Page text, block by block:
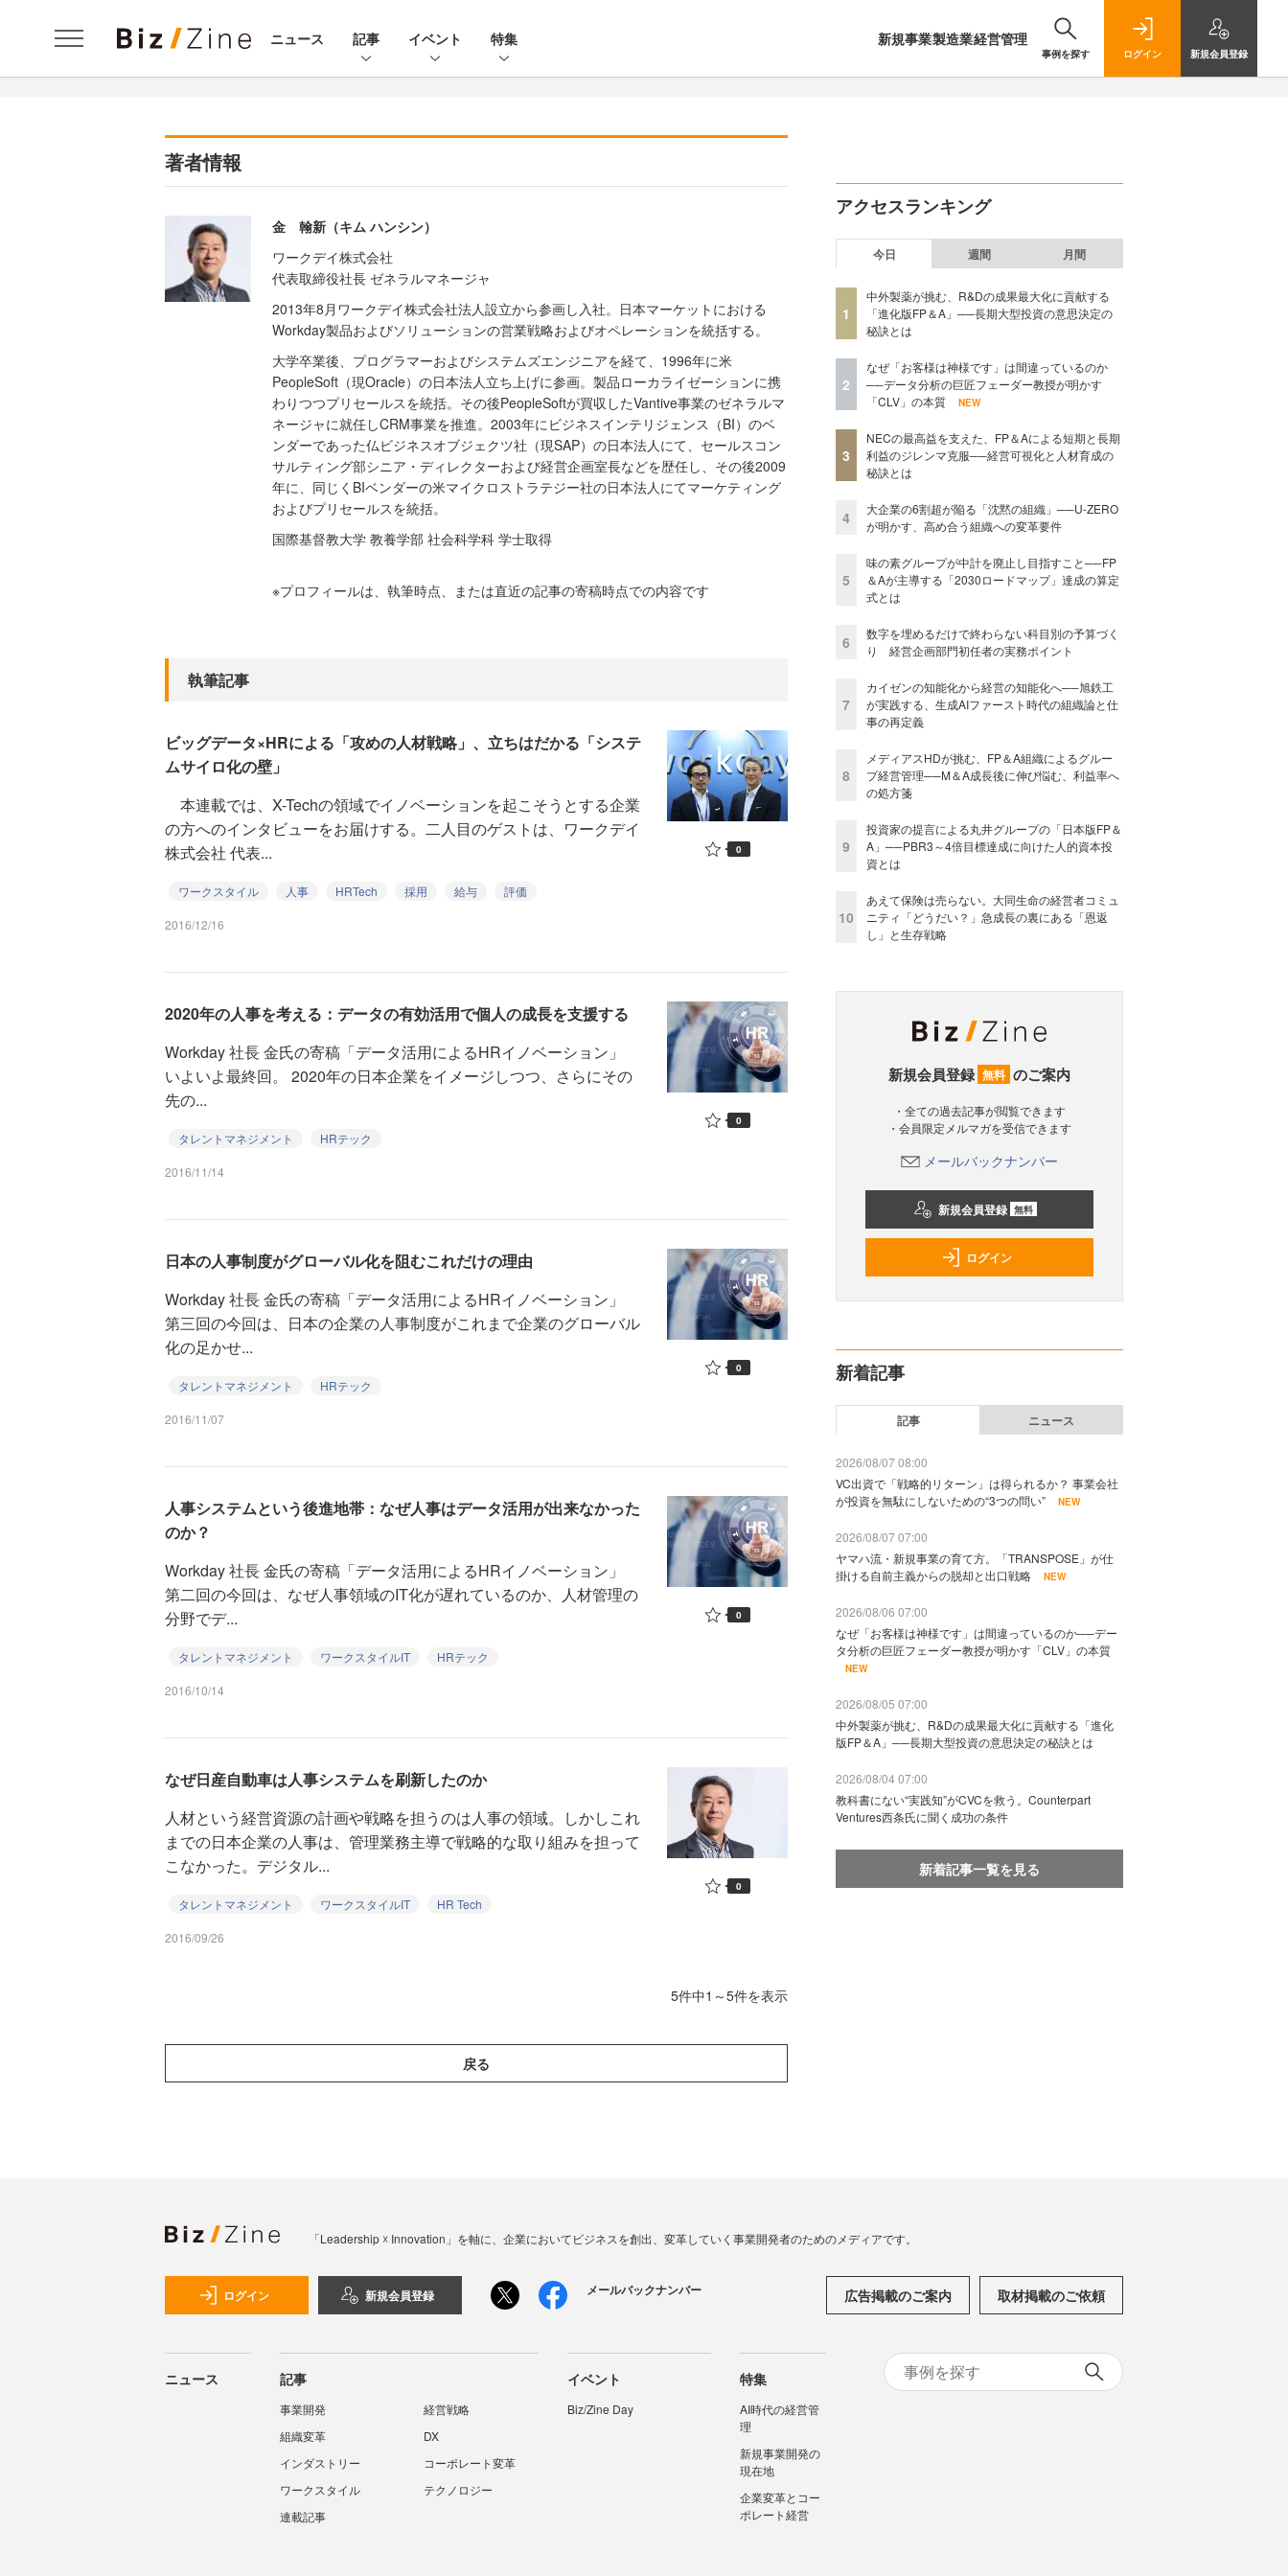
ニュース 記事 イベント 特集 新規事業製造業経営管理
事例を探す ログイン 新規会員登録
著者情報
金 翰新（キム ハンシン）
ワークデイ株式会社
代表取締役社長 ゼネラルマネージャ
2013年8月ワークデイ株式会社法人設立から参画し入社。日本マーケットにおける
Workday製品およびソリューションの営業戦略およびオペレーションを統括する。
大学卒業後、プログラマーおよびシステムズエンジニアを経て、1996年に米
PeopleSoft（現Oracle）の日本法人立ち上げに参画。製品ローカライゼーションに携
わりつつプリセールスを統括。その後PeopleSoftが買収したVantive事業のゼネラルマ
ネージャに就任しCRM事業を推進。2003年にビジネスインテリジェンス（BI）のベ
ンダーであった仏ビジネスオブジェクツ社（現SAP）の日本法人にて、セールスコン
サルティング部シニア・ディレクターおよび経営企画室長などを歴任し、その後2009
年に、同じくBIベンダーの米マイクロストラテジー社の日本法人にてマーケティング
およびプリセールスを統括。
国際基督教大学 教養学部 社会科学科 学士取得
※プロフィールは、執筆時点、または直近の記事の寄稿時点での内容です
執筆記事
ビッグデータ×HRによる「攻めの人材戦略」、立ちはだかる「システ
ムサイロ化の壁」
本連載では、X-Techの領域でイノベーションを起こそうとする企業
の方へのインタビューをお届けする。二人目のゲストは、ワークデイ
株式会社 代表...
ワークスタイル 人事 HRTech 採用 給与 評価
2016/12/16
0
2020年の人事を考える：データの有効活用で個人の成長を支援する
Workday 社長 金氏の寄稿「データ活用によるHRイノベーション」
いよいよ最終回。 2020年の日本企業をイメージしつつ、さらにその
先の...
タレントマネジメント HRテック
2016/11/14
0
日本の人事制度がグローバル化を阻むこれだけの理由
Workday 社長 金氏の寄稿「データ活用によるHRイノベーション」
第三回の今回は、日本の企業の人事制度がこれまで企業のグローバル
化の足かせ...
タレントマネジメント HRテック
2016/11/07
0
人事システムという後進地帯：なぜ人事はデータ活用が出来なかった
のか？
Workday 社長 金氏の寄稿「データ活用によるHRイノベーション」
第二回の今回は、なぜ人事領域のIT化が遅れているのか、人材管理の
分野でデ...
タレントマネジメント ワークスタイルIT HRテック
2016/10/14
0
なぜ日産自動車は人事システムを刷新したのか
人材という経営資源の計画や戦略を担うのは人事の領域。しかしこれ
までの日本企業の人事は、管理業務主導で戦略的な取り組みを担って
こなかった。デジタル...
タレントマネジメント ワークスタイルIT HR Tech
2016/09/26
0
5件中1～5件を表示
戻る
アクセスランキング
今日 週間 月間
1
中外製薬が挑む、R&Dの成果最大化に貢献する
「進化版FP＆A」──長期大型投資の意思決定の
秘訣とは
2
なぜ「お客様は神様です」は間違っているのか
──データ分析の巨匠フェーダー教授が明かす
「CLV」の本質
NEW
3
NECの最高益を支えた、FP＆Aによる短期と長期
利益のジレンマ克服──経営可視化と人材育成の
秘訣とは
4
大企業の6割超が陥る「沈黙の組織」──U-ZERO
が明かす、高め合う組織への変革要件
5
味の素グループが中計を廃止し目指すこと──FP
＆Aが主導する「2030ロードマップ」達成の算定
式とは
6
数字を埋めるだけで終わらない科目別の予算づく
り 経営企画部門初任者の実務ポイント
7
カイゼンの知能化から経営の知能化へ──旭鉄工
が実践する、生成AIファースト時代の組織論と仕
事の再定義
8
メディアスHDが挑む、FP＆A組織によるグルー
プ経営管理──M＆A成長後に伸び悩む、利益率へ
の処方箋
9
投資家の提言による丸井グループの「日本版FP＆
A」──PBR3～4倍目標達成に向けた人的資本投
資とは
10
あえて保険は売らない。大同生命の経営者コミュ
ニティ「どうだい？」急成長の裏にある「恩返
し」と生存戦略
新規会員登録 無料 のご案内
・全ての過去記事が閲覧できます
・会員限定メルマガを受信できます
メールバックナンバー
新規会員登録 無料
ログイン
新着記事
記事 ニュース
2026/08/07 08:00
VC出資で「戦略的リターン」は得られるか？ 事業会社
が投資を無駄にしないための“3つの問い”
NEW
2026/08/07 07:00
ヤマハ流・新規事業の育て方。「TRANSPOSE」が仕
掛ける自前主義からの脱却と出口戦略
NEW
2026/08/06 07:00
なぜ「お客様は神様です」は間違っているのか──デー
タ分析の巨匠フェーダー教授が明かす「CLV」の本質
NEW
2026/08/05 07:00
中外製薬が挑む、R&Dの成果最大化に貢献する「進化
版FP＆A」──長期大型投資の意思決定の秘訣とは
2026/08/04 07:00
教科書にない“実践知”がCVCを救う。Counterpart
Ventures西条氏に聞く成功の条件
新着記事一覧を見る
「Leadership ☓ Innovation」を軸に、企業においてビジネスを創出、変革していく事業開発者のためのメディアです。
ログイン 新規会員登録 メールバックナンバー 広告掲載のご案内 取材掲載のご依頼
ニュース 記事
事業開発
経営戦略
組織変革
DX
インダストリー
コーポレート変革
ワークスタイル
テクノロジー
連載記事
イベント
Biz/Zine Day
特集
AI時代の経営管
理
新規事業開発の
現在地
企業変革とコー
ポレート経営